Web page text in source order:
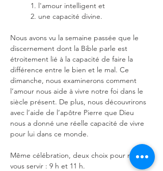
1. l'amour intelligent et
2. une capacité divine.
Nous avons vu la semaine passée que le
discernement dont la Bible parle est
étroitement lié à la capacité de faire la
différence entre le bien et le mal. Ce
dimanche, nous examinerons comment
l’amour nous aide à vivre notre foi dans le
siècle présent. De plus, nous découvrirons
avec l’aide de l’apôtre Pierre que Dieu
nous a donné une réelle capacité de vivre
pour lui dans ce monde.
Même célébration, deux choix pour mieux
vous servir : 9 h et 11 h.